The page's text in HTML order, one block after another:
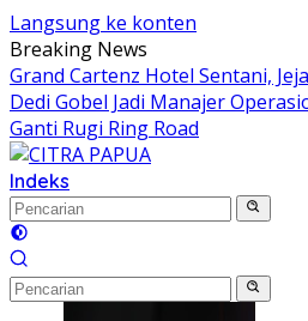
Langsung ke konten
Breaking News
Grand Cartenz Hotel Sentani,
Dedi Gobel Jadi Manajer
Ganti Rugi Ring Road
Indeks